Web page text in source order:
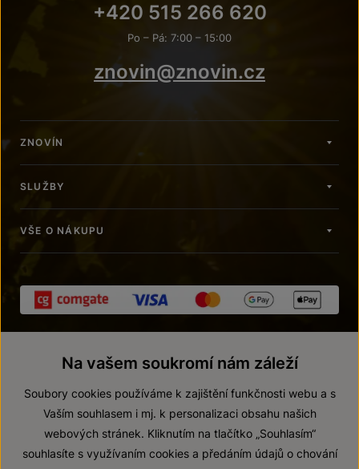
+420 515 266 620
Po – Pá: 7:00 – 15:00
znovin@znovin.cz
ZNOVÍN
SLUŽBY
VŠE O NÁKUPU
© 2026 ZNOVÍN ZNOJMO, a. s.
Na vašem soukromí nám záleží
Soubory cookies používáme k zajištění funkčnosti webu a s
Vaším souhlasem i mj. k personalizaci obsahu našich
webových stránek. Kliknutím na tlačítko „Souhlasím“
souhlasíte s využívaním cookies a předáním údajů o chování